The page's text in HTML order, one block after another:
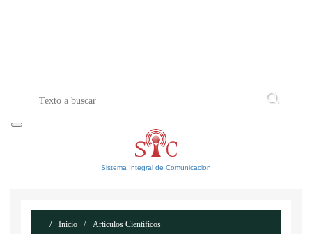
Sistema Integral de Comunicacion
Inicio Artículos Científicos